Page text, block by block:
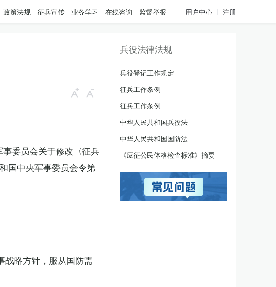
政策法规 征兵宣传 业务学习 在线咨询 监督举报 用户中心 注册
委员会关于修改〈征兵
国中央军事委员会令第
战略方针，服从国防需
兵役法律法规
兵役登记工作规定
征兵工作条例
征兵工作条例
中华人民共和国兵役法
中华人民共和国国防法
《应征公民体格检查标准》摘要